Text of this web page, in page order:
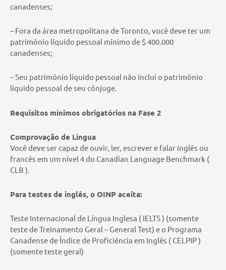
canadenses;
– Fora da área metropolitana de Toronto, você deve ter um
patrimônio líquido pessoal mínimo de $ 400.000
canadenses;
– Seu patrimônio líquido pessoal não inclui o patrimônio
líquido pessoal de seu cônjuge.
Requisitos mínimos obrigatórios na Fase 2
Comprovação de Língua
Você deve ser capaz de ouvir, ler, escrever e falar inglês ou
francês em um nível 4 do Canadian Language Benchmark (
CLB ).
Para testes de inglês, o OINP aceita:
Teste Internacional de Língua Inglesa ( IELTS ) (somente
teste de Treinamento Geral – General Test) e o Programa
Canadense de Índice de Proficiência em Inglês ( CELPIP )
(somente teste geral)